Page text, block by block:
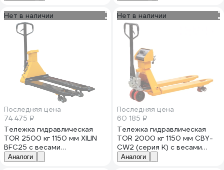
Нет в наличии
Последняя цена
74 475 ₽
Тележка гидравлическая
TOR 2500 кг 1150 мм XILIN
BFC25 с весами
(полиуретановые колеса)
1049038
Аналоги
Нет в наличии
Последняя цена
60 185 ₽
Тележка гидравлическая
TOR 2000 кг 1150 мм CBY-
CW2 (серия K) с весами
(полиуретановые колеса)
1049071
Аналоги